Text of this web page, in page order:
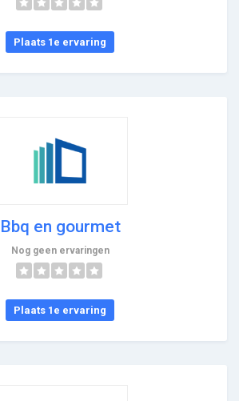
Plaats 1e ervaring
Bbq en gourmet
Nog geen ervaringen
Plaats 1e ervaring